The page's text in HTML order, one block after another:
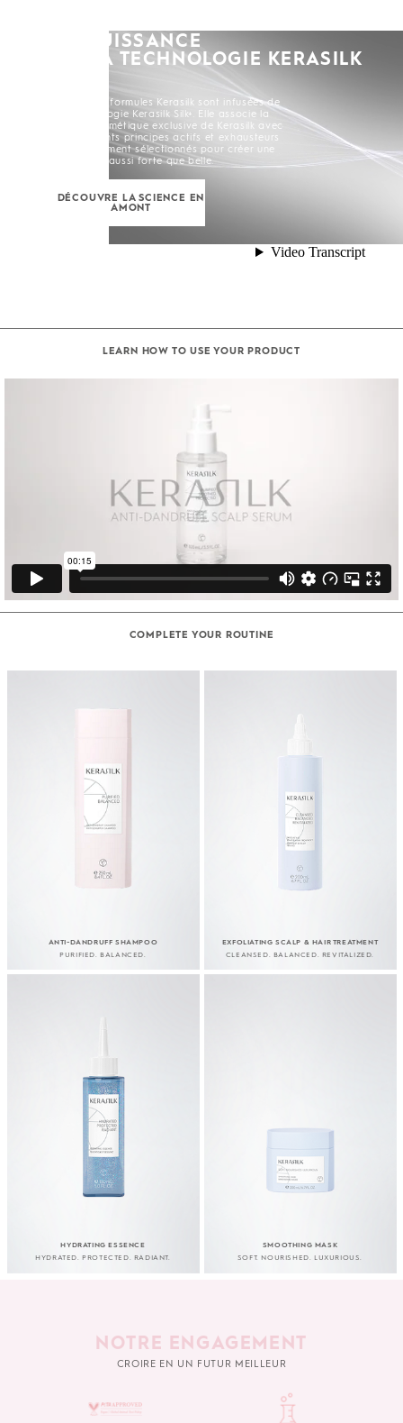
LA PUISSANCE
DE LA TECHNOLOGIE KERASILK
Toutes les formules Kerasilk sont infusées de
la Technologie Kerasilk Silk+. Elle associe la
Soie Biomimétique exclusive de Kerasilk avec
de puissants principes actifs et exhausteurs
soigneusement sélectionnés pour créer une
chevelure aussi forte que belle.
DÉCOUVRE LA SCIENCE EN
AMONT
LEARN HOW TO USE YOUR PRODUCT
COMPLETE YOUR ROUTINE
ANTI-DANDRUFF SHAMPOO
PURIFIED. BALANCED.
EXFOLIATING SCALP & HAIR TREATMENT
CLEANSED. BALANCED. REVITALIZED.
HYDRATING ESSENCE
HYDRATED. PROTECTED. RADIANT.
SMOOTHING MASK
SOFT. NOURISHED. LUXURIOUS.
NOTRE ENGAGEMENT
CROIRE EN UN FUTUR MEILLEUR